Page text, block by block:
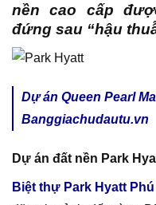
nền cao cấp
đứng sau “hậu
Dự án Queen Pearl
Banggiachudautu.vn
Dự án đất nền Park
Biệt thự Park Hyatt